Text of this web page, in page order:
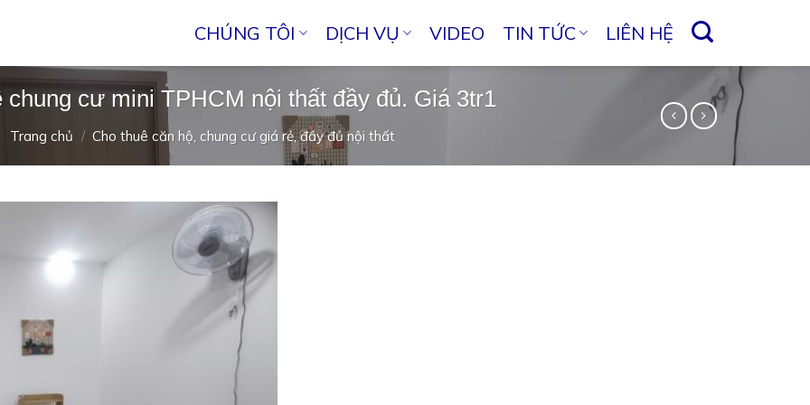
CHÚNG TÔI DỊCH VỤ VIDEO TIN TỨC LIÊN HỆ
chung cư mini TPHCM nội thất đầy đủ. Giá 3tr1
Trang chủ / Cho thuê căn hộ, chung cư giá rẻ, đầy đủ nội thất